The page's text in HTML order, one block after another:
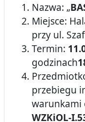
Nazwa: „
Miejsce:
przy ul.
Termin:
godzinach
przebiegu
warunkami
WZKiOL-